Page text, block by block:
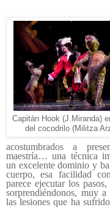
Capitán Hook (J.Miranda)
del cocodrilo (Militza
acostumbrados a
maestría… una técnica
un excelente dominio y
cuerpo, esa facilidad
parece ejecutar los
sorprendiéndonos, muy a
las lesiones que ha